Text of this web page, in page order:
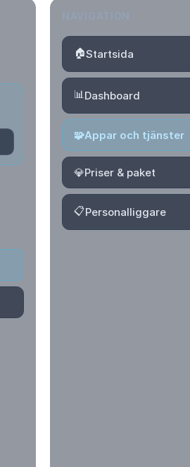
🏠Startsida
📊Dashboard
🧩Appar och tjänster
💎Priser & paket
📋Personalliggare